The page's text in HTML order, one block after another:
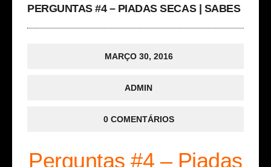
PERGUNTAS #4 – PIADAS SECAS | SABES
MARÇO 30, 2016
ADMIN
0 COMENTÁRIOS
Perguntas #4 – Piadas